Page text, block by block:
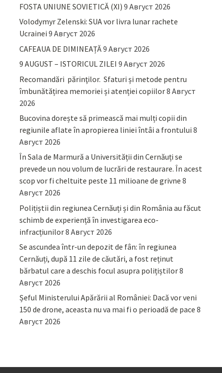
FOSTA UNIUNE SOVIETICĂ (XI) 9 Август 2026
Volodymyr Zelenski: SUA vor livra lunar rachete
Ucrainei 9 Август 2026
CAFEAUA DE DIMINEAȚĂ9 Август 2026
9 AUGUST – ISTORICUL ZILEI 9 Август 2026
Recomandări părinţilor. Sfaturi și metode pentru
îmbunătățirea memoriei și atenției copiilor8 Август
2026
Bucovina dorește să primească mai mulți copii din
regiunile aflate în apropierea liniei întâi a frontului 8
Август 2026
În Sala de Marmură a Universității din Cernăuți se
prevede un nou volum de lucrări de restaurare. În acest
scop vor fi cheltuite peste 11 milioane de grivne 8
Август 2026
Polițiștii din regiunea Cernăuți și din România au făcut
schimb de experiență în investigarea eco-
infracțiunilor8 Август 2026
Se ascundea într-un depozit de fân: în regiunea
Cernăuți, după 11 zile de căutări, a fost reținut
bărbatul care a deschis focul asupra polițiștilor8
Август 2026
Șeful Ministerului Apărării al României: Dacă vor veni
150 de drone, aceasta nu va mai fi o perioadă de pace 8
Август 2026